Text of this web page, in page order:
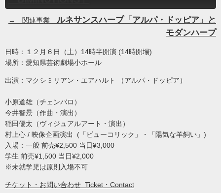
→ 関連事業 ルネサンスハープ「アルパ・ドッピア」と
モダンハープ
日時：１２月６日（土）14時半開演 (14時開場)
場所：愛知県芸術劇場小ホール
出演：マクシミリアン・エアハルト （アルパ・ドッピア）
小原道雄（チェンバロ）
今井智景（作曲・演出）
稲田優太（ヴィジュアルアート・演出）
村上心 / 映像企画演出 (「ビューコリック」・「陽気な羊飼い」)
入場：一般 前売¥2,500 当日¥3,000
学生 前売¥1,500 当日¥2,000
※未就学児は原則入場不可
チケット・お問い合わせ Ticket・Contact